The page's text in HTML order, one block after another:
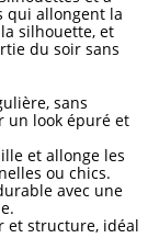
qui allongent la
silhouette, et
du soir sans
sans
un look épuré et
et allonge les
ou chics.
avec une
et structure, idéal